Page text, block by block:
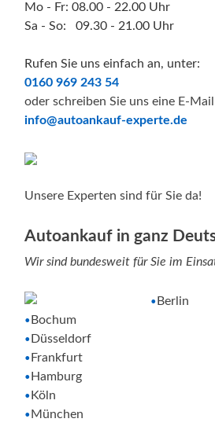
Mo - Fr: 08.00 - 22.00 Uhr
Sa - So: 09.30 - 21.00 Uhr
Rufen Sie uns einfach an, unter:
0160 969 243 54
oder schreiben Sie uns eine E-
info@autoankauf-experte.de
Unsere Experten sind für Sie da!
Autoankauf in ganz
Wir sind bundesweit für Sie im
• Berlin
• Bochum
• Düsseldorf
• Frankfurt
• Hamburg
• Köln
• München